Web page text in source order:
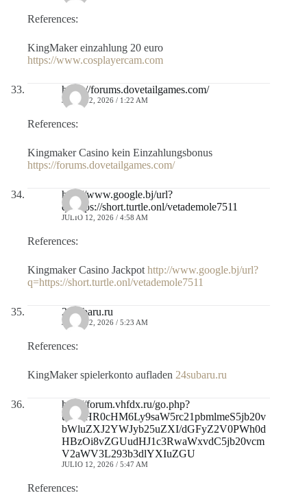
References:
KingMaker einzahlung 20 euro
https://www.cosplayercam.com
https://forums.dovetailgames.com/
JULIO 12, 2026 / 1:22 AM
References:
Kingmaker Casino kein Einzahlungsbonus
https://forums.dovetailgames.com/
http://www.google.bj/url?
q=https://short.turtle.onl/vetademole7511
JULIO 12, 2026 / 4:58 AM
References:
Kingmaker Casino Jackpot http://www.google.bj/url?
q=https://short.turtle.onl/vetademole7511
24subaru.ru
JULIO 12, 2026 / 5:23 AM
References:
KingMaker spielerkonto aufladen 24subaru.ru
http://forum.vhfdx.ru/go.php?
url=aHR0cHM6Ly9saW5rc21pbmlmeS5jb20v
bWluZXJ2YWJyb25uZXI/dGFyZ2V0PWh0d
HBzOi8vZGUudHJ1c3RwaWxvdC5jb20vcm
V2aWV3L293b3dlYXIuZGU
JULIO 12, 2026 / 5:47 AM
References: